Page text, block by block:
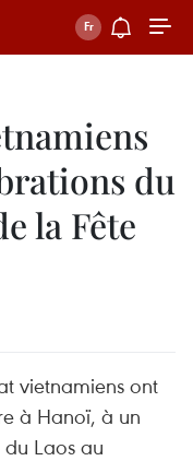
du
la Fête
vietnamiens ont
à Hanoï, à un
Laos au